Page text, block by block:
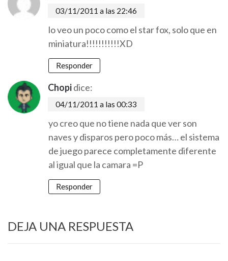
03/11/2011 a las 22:46
lo veo un poco como el star fox, solo que en
miniatura!!!!!!!!!!!XD
Responder
Chopidice:
04/11/2011 a las 00:33
yo creo que no tiene nada que ver son
naves y disparos pero poco más… el sistema
de juego parece completamente diferente
al igual que la camara =P
Responder
DEJA UNA RESPUESTA